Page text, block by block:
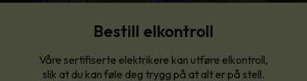
Bestill elkontroll
Våre sertifiserte elektrikere kan utføre elkontroll,
slik at du kan føle deg trygg på at alt er på stell.